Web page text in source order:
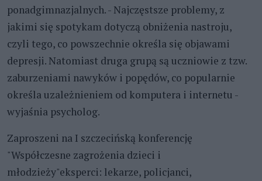
ponadgimnazjalnych. - Najczęstsze problemy, z
jakimi się spotykam dotyczą obniżenia nastroju,
czyli tego, co powszechnie określa się objawami
depresji. Natomiast druga grupą są uczniowie z tzw.
zaburzeniami nawyków i popędów, co popularnie
określa uzależnieniem od komputera i internetu -
wyjaśnia psycholog.
Zaproszeni na I szczecińską konferencję
"Współczesne zagrożenia dzieci i
młodzieży"eksperci: lekarze, policjanci,